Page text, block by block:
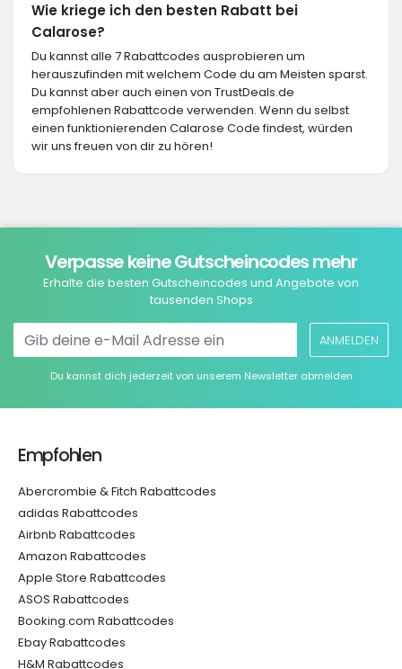
Wie kriege ich den besten Rabatt bei
Calarose?
Du kannst alle 7 Rabattcodes ausprobieren um
herauszufinden mit welchem Code du am Meisten sparst.
Du kannst aber auch einen von TrustDeals.de
empfohlenen Rabattcode verwenden. Wenn du selbst
einen funktionierenden Calarose Code findest, würden
wir uns freuen von dir zu hören!
Verpasse keine Gutscheincodes mehr
Erhalte die besten Gutscheincodes und Angebote von
tausenden Shops
ANMELDEN
Du kannst dich jederzeit von unserem Newsletter abmelden
Empfohlen
Abercrombie & Fitch Rabattcodes
adidas Rabattcodes
Airbnb Rabattcodes
Amazon Rabattcodes
Apple Store Rabattcodes
ASOS Rabattcodes
Booking.com Rabattcodes
Ebay Rabattcodes
H&M Rabattcodes